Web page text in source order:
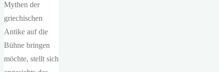
Mythen der
griechischen
Antike auf die
Bühne bringen
möchte, stellt sich